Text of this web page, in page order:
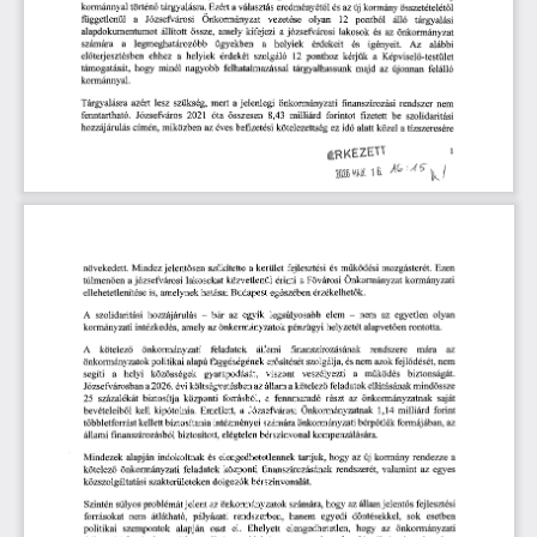
kormánnyal történő tárgyalásra. Ezért a választás eredményétől és az új kormány összetételétől
függetlenül
a Józsefvárosi Önkormányzat vezetése olyan 12 pontból álló
tárgyalási
alapdokumentumot állított össze, amely kifejezi a józsefvárosi lakosok és az önkormányzat
számára
a legmeghatározóbb ügyekben a helyiek érdekeit és igényeit. Az
alábbi
előterjesztésben ehhez a helyiek érdekét szolgáló 12 ponthoz kérjük a Képviselő-testület
támogatását, hogy minél nagyobb felhatalmazással tárgyalhassunk majd az újonnan felálló
kormánnyal.
Tárgyalásra azért lesz szükség, mert a jelenlegi önkormányzati finanszírozási rendszer nem
fenntartható. Józsefváros 2021 óta összesen 8,43 milliárd forintot fizetett be szolidaritási
hozzájárulás címén, miközben az éves befizetési kötelezettség ez idő alatt közel a tízszeresére
ÉRKEZETT i
növekedett. Mindez jelentősen szűkítette a kerület fejlesztési és működési mozgásterét. Ezen
túlmenően a józsefvárosi lakosokat közvetlenül érinti a Fővárosi Önkormányzat kormányzati
ellehetetlenítése is, amelynek hatásai Budapest egészében érzékelhetők.
A szolidaritási hozzájárulás - bár az egyik legsúlyosabb elem - nem az egyetlen olyan
kormányzati intézkedés, amely az önkormányzatok pénzügyi helyzetét alapvetően rontotta.
A kötelező önkormányzati feladatok állami finanszírozásának rendszere mára
az
önkormányzatokpolitikai alapú függőségének erősítését szolgálja, és nem azokfejlődését, nem
segíti
a helyi közösségek gyarapodását, viszont veszélyezti a működés
biztonságát.
Józsefvárosbana2026. évi költségvetésben az államakötelező feladatokellátásának mindössze
25 százalékát biztosítja központi forrásból, a fennmaradó részt az önkormányzatnak saját
bevételeiből kell kipótolnia. Emellett, a Józsefvárosi Önkormányzatnak 1,14 milliárd forint
többletforrástkellett biztosítania intézményei számára önkormányzatibérpótlék formájában, az
állami finanszírozásból biztosított, elégtelen bérszínvonal kompenzálására.
Mindezek alapján indokoltnak és elengedhetetlennek tartjuk, hogy az új kormány rendezze a
kötelező önkormányzati feladatok központi finanszírozásának rendszerét, valamint az egyes
közszolgáltatási szakterületeken dolgozók bérszínvonalát.
Szintén súlyos problémátjelent az önkormányzatok számára, hogy azállam jelentős fejlesztési
forrásokat nem átlátható, pályázati rendszerben, hanem egyedi döntésekkel, sok esetben
politikai szempontok alapján oszt el. Ehelyett elengedhetetlen, hogy az önkormányzati